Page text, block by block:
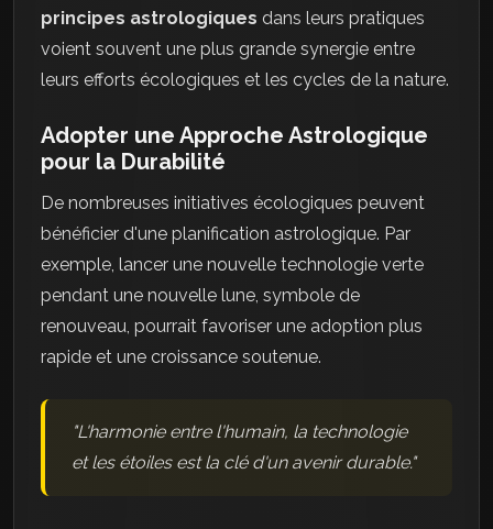
principes astrologiques dans leurs pratiques
voient souvent une plus grande synergie entre
leurs efforts écologiques et les cycles de la nature.
Adopter une Approche Astrologique
pour la Durabilité
De nombreuses initiatives écologiques peuvent
bénéficier d'une planification astrologique. Par
exemple, lancer une nouvelle technologie verte
pendant une nouvelle lune, symbole de
renouveau, pourrait favoriser une adoption plus
rapide et une croissance soutenue.
"L'harmonie entre l'humain, la technologie
et les étoiles est la clé d'un avenir durable."